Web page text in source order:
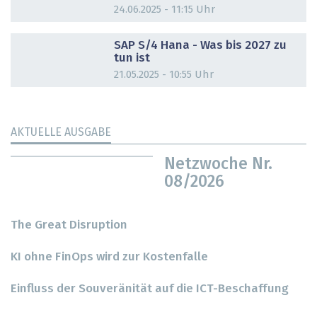
24.06.2025 - 11:15 Uhr
SAP S/4 Hana - Was bis 2027 zu
tun ist
21.05.2025 - 10:55 Uhr
AKTUELLE AUSGABE
Netzwoche Nr.
08/2026
The Great Disruption
KI ohne FinOps wird zur Kostenfalle
Einfluss der Souveränität auf die ICT-Beschaffung